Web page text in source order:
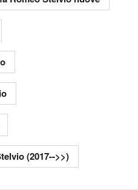
(2017-->>)